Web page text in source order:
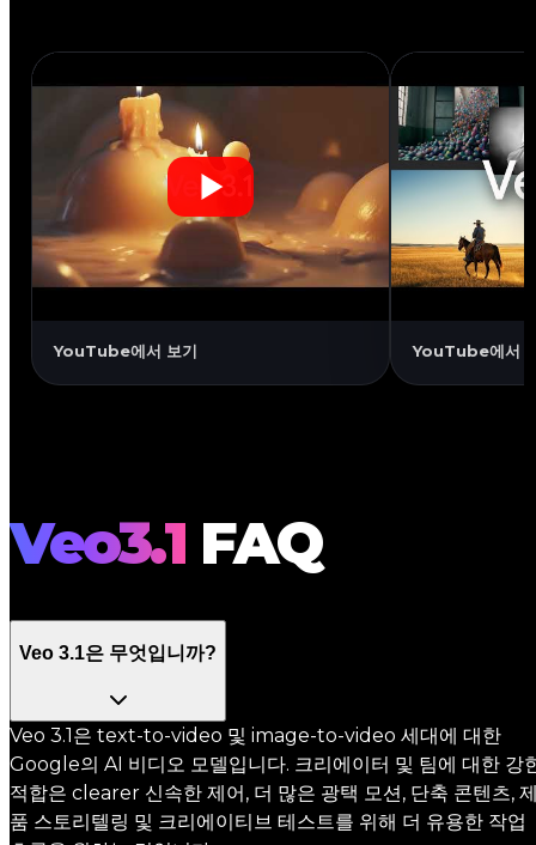
Veo 3.1과 Flow에서의 더 강
력한 예술적 제어
YouTube에서 보기
Veo 3.1 -
강화를 위
YouTube에서
Veo3.1 FAQ
Veo 3.1은 무엇입니까?
Veo 3.1은 text-to-video 및 image-to-video 세대에 대한
Google의 AI 비디오 모델입니다. 크리에이터 및 팀에 대한 강
적합은 clearer 신속한 제어, 더 많은 광택 모션, 단축 콘텐츠,
품 스토리텔링 및 크리에이티브 테스트를 위해 더 유용한 작업